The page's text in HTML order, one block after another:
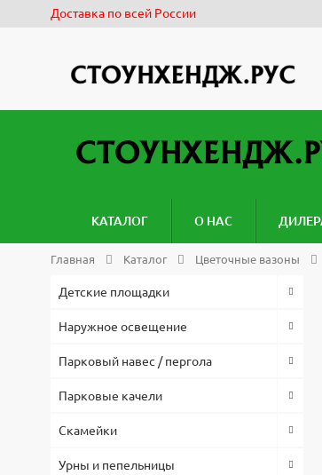
Доставка по всей России
КАТАЛОГ О НАС
Главная Каталог Цветочные вазоны
Детские площадки
Наружное освещение
Парковый навес / пергола
Парковые качели
Скамейки
Урны и пепельницы